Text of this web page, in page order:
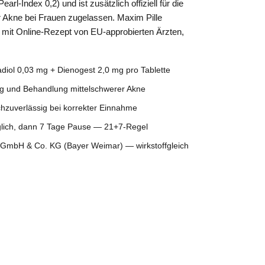
Index 0,2) und ist zusätzlich offiziell für die
bei Frauen zugelassen. Maxim Pille
Online-Rezept von EU-approbierten Ärzten,
0,03 mg + Dienogest 2,0 mg pro Tablette
und Behandlung mittelschwerer Akne
bei korrekter Einnahme
dann 7 Tage Pause — 21+7-Regel
& Co. KG (Bayer Weimar) — wirkstoffgleich